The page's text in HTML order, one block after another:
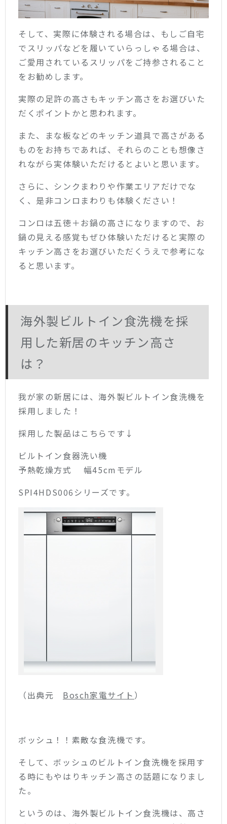
そして、実際に体験される場合は、もしご自宅
でスリッパなどを履いていらっしゃる場合は、
ご愛用されているスリッパをご持参されること
をお勧めします。
実際の足許の高さもキッチン高さをお選びいた
だくポイントかと思われます。
また、まな板などのキッチン道具で高さがある
ものをお持ちであれば、それらのことも想像さ
れながら実体験いただけるとよいと思います。
さらに、シンクまわりや作業エリアだけでな
く、是非コンロまわりも体験ください！
コンロは五徳＋お鍋の高さになりますので、お
鍋の見える感覚もぜひ体験いただけると実際の
キッチン高さをお選びいただくうえで参考にな
ると思います。
海外製ビルトイン食洗機を採
用した新居のキッチン高さ
は？
我が家の新居には、海外製ビルトイン食洗機を
採用しました！
採用した製品はこちらです↓
ビルトイン食器洗い機
予熱乾燥方式 幅45cmモデル
SPI4HDS006シリーズです。
（出典元 Bosch家電サイト ）
ボッシュ！！素敵な食洗機です。
そして、ボッシュのビルトイン食洗機を採用す
る時にもやはりキッチン高さの話題になりまし
た。
というのは、海外製ビルトイン食洗機は、高さ